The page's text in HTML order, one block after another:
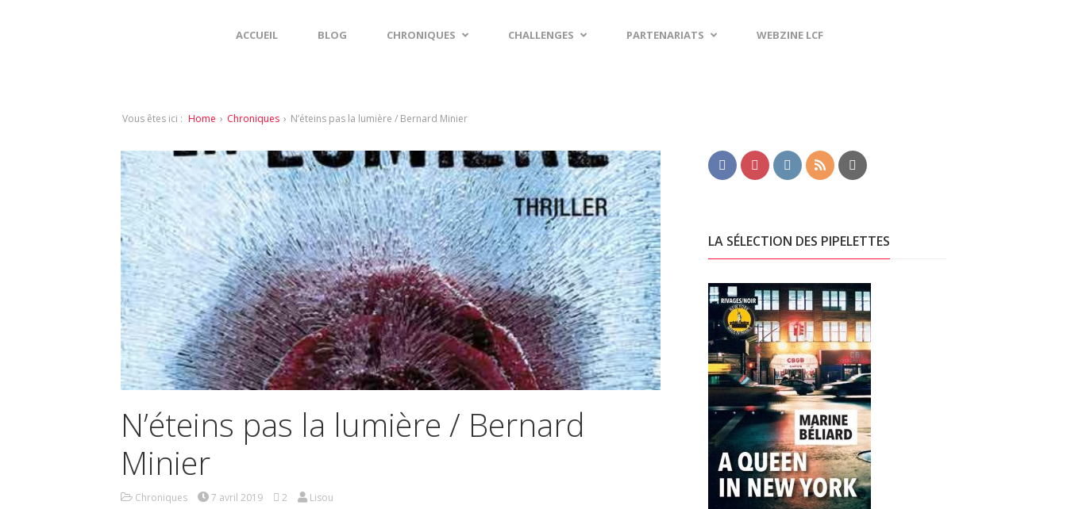
ACCUEIL BLOG CHRONIQUES CHALLENGES PARTENARIATS WEBZINE LCF
Vous êtes ici : Home › Chroniques › N’éteins pas la lumière / Bernard Minier
N’éteins pas la lumière / Bernard
Minier
Chroniques 7 avril 2019 2 Lisou
LA SÉLECTION DES PIPELETTES